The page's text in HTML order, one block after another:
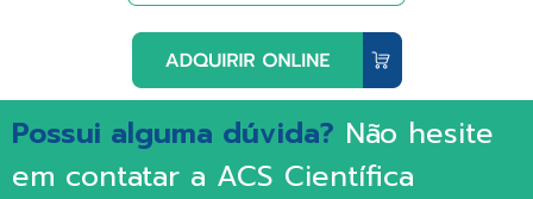
Possui alguma dúvida? Não hesite
em contatar a ACS Científica